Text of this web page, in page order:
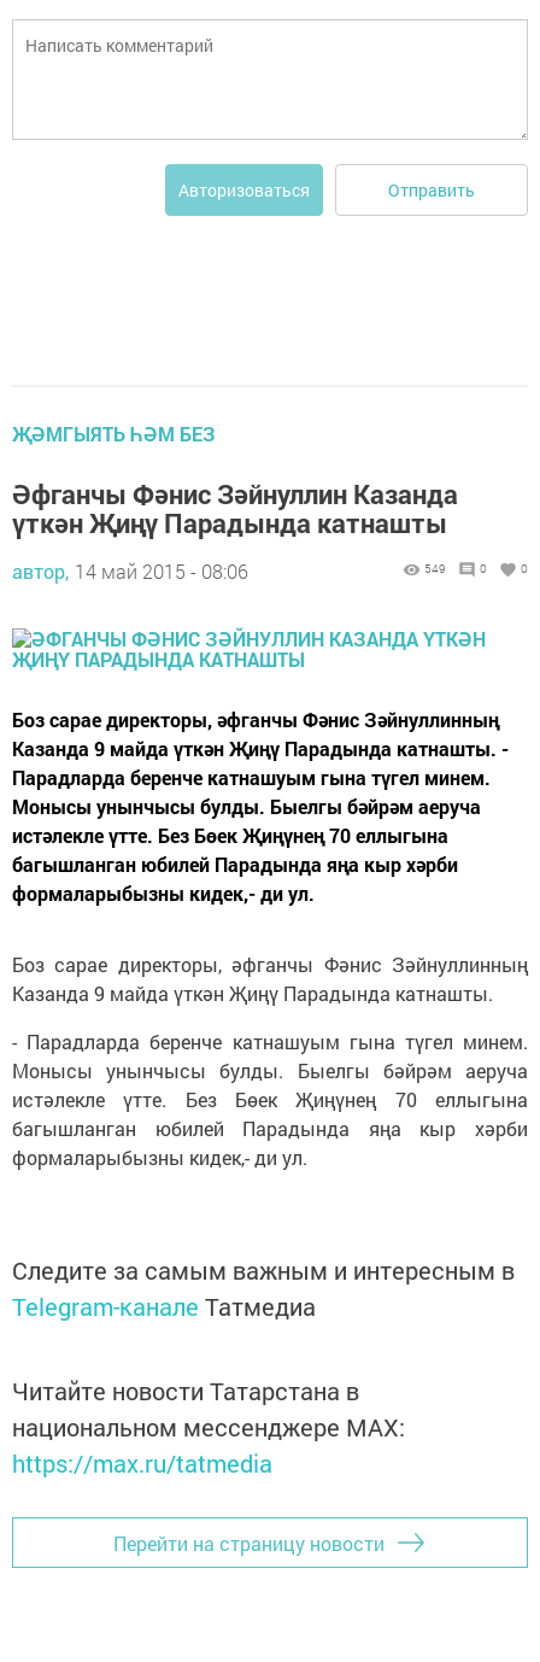
Авторизоваться Отправить
ҖӘМГЫЯТЬ ҺӘМ БЕЗ
Әфганчы Фәнис Зәйнуллин Казанда
үткән Җиңү Парадында катнашты
автор, 14 май 2015 - 08:06 549 0 0
Боз сарае директоры, әфганчы Фәнис Зәйнуллинның
Казанда 9 майда үткән Җиңү Парадында катнашты. -
Парадларда беренче катнашуым гына түгел минем.
Монысы унынчысы булды. Быелгы бәйрәм аеруча
истәлекле үтте. Без Бөек Җиңүнең 70 еллыгына
багышланган юбилей Парадында яңа кыр хәрби
формаларыбызны кидек,- ди ул.
Боз сарае директоры, әфганчы Фәнис Зәйнуллинның
Казанда 9 майда үткән Җиңү Парадында катнашты.
- Парадларда беренче катнашуым гына түгел минем.
Монысы унынчысы булды. Быелгы бәйрәм аеруча
истәлекле үтте. Без Бөек Җиңүнең 70 еллыгына
багышланган юбилей Парадында яңа кыр хәрби
формаларыбызны кидек,- ди ул.
Следите за самым важным и интересным в
Telegram-канале Татмедиа
Читайте новости Татарстана в
национальном мессенджере MАХ:
https://max.ru/tatmedia
Перейти на страницу новости